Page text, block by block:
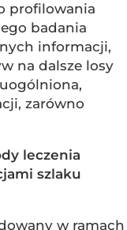
profilowania
badania
informacji,
na dalsze losy
zarówno
leczenia
szlaku
w ramach